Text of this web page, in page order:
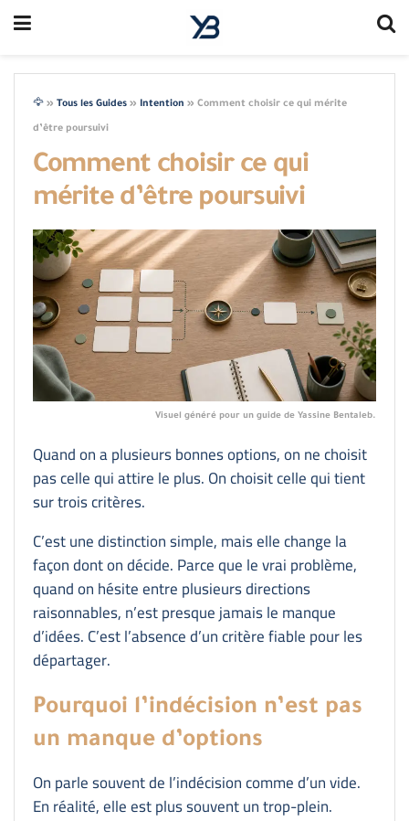
🦅 » Tous les Guides » Intention » Comment choisir ce qui mérite
d’être poursuivi
Comment choisir ce qui
mérite d’être poursuivi
Visuel généré pour un guide de Yassine Bentaleb.
Quand on a plusieurs bonnes options, on ne choisit
pas celle qui attire le plus. On choisit celle qui tient
sur trois critères.
C’est une distinction simple, mais elle change la
façon dont on décide. Parce que le vrai problème,
quand on hésite entre plusieurs directions
raisonnables, n’est presque jamais le manque
d’idées. C’est l’absence d’un critère fiable pour les
départager.
Pourquoi l’indécision n’est pas
un manque d’options
On parle souvent de l’indécision comme d’un vide.
En réalité, elle est plus souvent un trop-plein.